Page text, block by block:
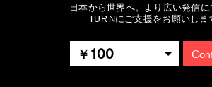
日本から世界へ。より広い発信に
TURNにご支援をお願いしま
100